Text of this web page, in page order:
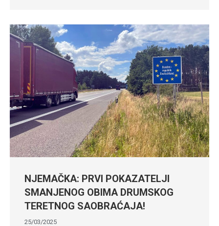
NJEMAČKA: PRVI POKAZATELJI
SMANJENOG OBIMA DRUMSKOG
TERETNOG SAOBRAĆAJA!
25/03/2025